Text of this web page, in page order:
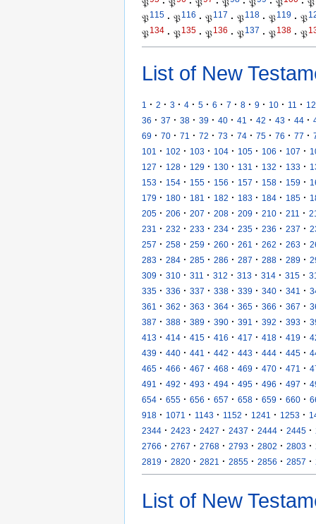
𝔓 · 𝔓 · 𝔓 · 𝔓 · 𝔓 · 𝔓 · 𝔓
𝔓115 · 𝔓116 · 𝔓117 · 𝔓118 · 𝔓119 · 𝔓
𝔓134 · 𝔓135 · 𝔓136 · 𝔓137 · 𝔓138 · 𝔓
List of New
1 · 2 · 3 · 4 · 5 · 6 · 7 · 8 · 9 · 10 · 11 · 12
36 · 37 · 38 · 39 · 40 · 41 · 42 · 43 · 44 ·
69 · 70 · 71 · 72 · 73 · 74 · 75 · 76 · 77 ·
101
· 102 · 103 · 104 · 105 · 106 · 107 ·
127 · 128 · 129 · 130 · 131 · 132 · 133 ·
153 · 154 · 155 · 156 · 157 · 158 · 159 ·
179 · 180 · 181 · 182 · 183 · 184 · 185 ·
205 · 206 · 207 · 208 · 209 · 210 · 211 ·
231
· 232 · 233 · 234 · 235 · 236 · 237 ·
257 · 258 · 259 · 260 · 261 · 262 · 263 ·
283 · 284 · 285 · 286 · 287 · 288 · 289 ·
309 · 310 · 311 · 312 · 313 · 314 · 315 ·
335 · 336 · 337 · 338 · 339 · 340 · 341 ·
361
· 362 · 363 · 364 · 365 · 366 · 367 ·
387 · 388 · 389 · 390 · 391 · 392 · 393 ·
413 · 414 · 415 · 416 · 417 · 418 · 419 ·
439 · 440 · 441 · 442 · 443 · 444 · 445 ·
465 · 466 · 467 · 468 · 469 · 470 · 471 ·
491
· 492 · 493 · 494 · 495 · 496 · 497 ·
654 · 655 · 656 · 657 · 658 · 659 · 660 ·
918 · 1071 · 1143 · 1152 · 1241 · 1253 ·
2344 · 2423 · 2427 · 2437 · 2444 · 2445 ·
2766 · 2767 · 2768 · 2793 · 2802 · 2803 ·
2819 · 2820 · 2821 · 2855 · 2856 · 2857 ·
List of New